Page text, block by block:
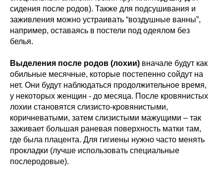
сидения после родов). Также для подсушивания и
заживления можно устраивать “воздушные ванны”,
например, оставаясь в постели под одеялом без
белья.
Выделения после родов (лохии) вначале будут как
обильные месячные, которые постепенно сойдут на
нет. Они будут наблюдаться продолжительное время,
у некоторых женщин - до месяца. После кровянистых
лохии становятся слизисто-кровянистыми,
коричневатыми, затем слизистыми мажущими – так
заживает большая раневая поверхность матки там,
где была плацента. Для гигиены нужно часто менять
прокладки (лучше использовать специальные
послеродовые).